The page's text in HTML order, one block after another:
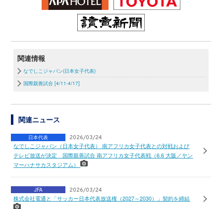
関連情報
なでしこジャパン(日本女子代表)
国際親善試合 [4/11-4/17]
関連ニュース
日本代表 2026/03/24
なでしこジャパン（日本女子代表） 南アフリカ女子代表との対戦および
テレビ放送が決定 国際親善試合 南アフリカ女子代表戦（6.6 大阪／ヤン
マーハナサカスタジアム）
JFA 2026/03/24
株式会社電通と「サッカー日本代表放送権（2027～2030）」契約を締結